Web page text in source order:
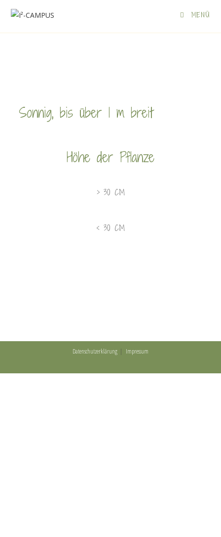
MENÜ
Sonnig, bis über 1 m breit
Höhe der Pflanze
> 30 CM
< 30 CM
Datenschutzerklärung Impressum